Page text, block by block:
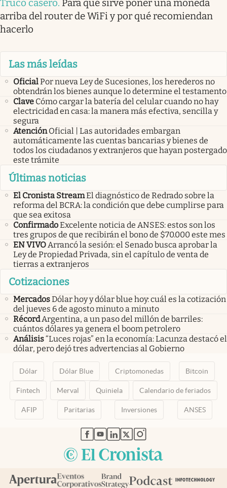
Truco casero. Para qué sirve poner una moneda
arriba del router de WiFi y por qué recomiendan
hacerlo
Las más leídas
OficialPor nueva Ley de Sucesiones, los herederos no
obtendrán los bienes aunque lo determine el testamento
Clave Cómo cargar la batería del celular cuando no hay
electricidad en casa: la manera más efectiva, sencilla y
segura
Atención Oficial | Las autoridades embargan
automáticamente las cuentas bancarias y bienes de
todos los ciudadanos y extranjeros que hayan postergado
este trámite
Últimas noticias
El Cronista StreamEl diagnóstico de Redrado sobre la
reforma del BCRA: la condición que debe cumplirse para
que sea exitosa
ConfirmadoExcelente noticia de ANSES: estos son los
tres grupos de que recibirán el bono de $70.000 este mes
EN VIVOArrancó la sesión: el Senado busca aprobar la
Ley de Propiedad Privada, sin el capítulo de venta de
tierras a extranjeros
Cotizaciones
MercadosDólar hoy y dólar blue hoy: cuál es la cotización
del jueves 6 de agosto minuto a minuto
RécordArgentina, a un paso del millón de barriles:
cuántos dólares ya genera el boom petrolero
Análisis“Luces rojas” en la economía: Lacunza destacó el
dólar, pero dejó tres advertencias al Gobierno
Dólar Dólar Blue Criptomonedas Bitcoin
Fintech Merval Quiniela Calendario de feriados
AFIP Paritarias Inversiones ANSES
abre en nueva pestaña
abre en nueva pestaña
abre en nueva pestaña
abre en nueva pestaña
abre en nueva pestaña